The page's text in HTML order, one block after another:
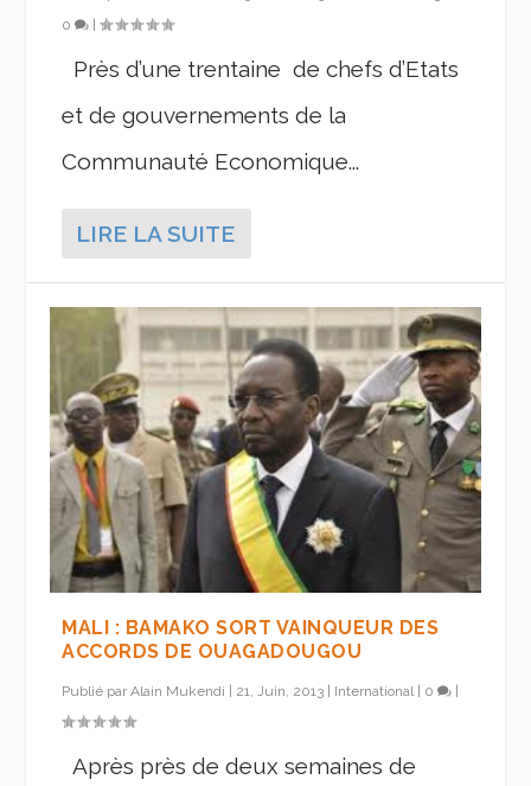
0
|
Près d’une trentaine de chefs d’Etats
et de gouvernements de la
Communauté Economique...
LIRE LA SUITE
MALI : BAMAKO SORT VAINQUEUR DES
ACCORDS DE OUAGADOUGOU
Publié parAlain Mukendi 21, Juin, 2013 International| 0
Après près de deux semaines de